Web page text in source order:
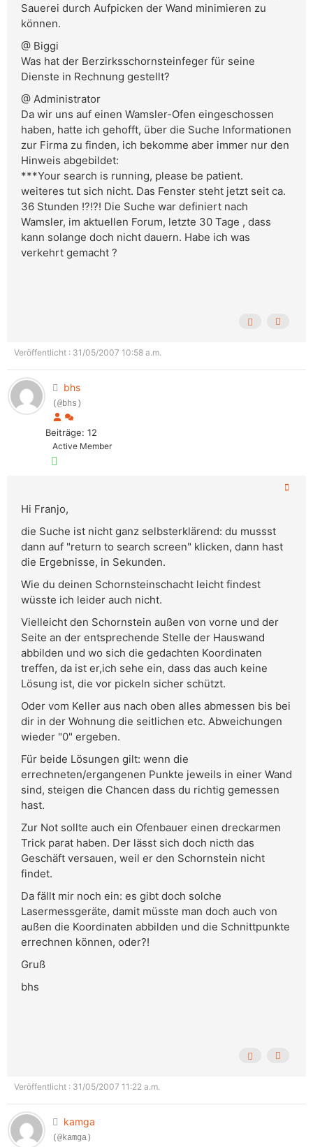
Sauerei durch Aufpicken der Wand minimieren zu
können.
@ Biggi
Was hat der Berzirksschornsteinfeger für seine
Dienste in Rechnung gestellt?
@ Administrator
Da wir uns auf einen Wamsler-Ofen eingeschossen
haben, hatte ich gehofft, über die Suche Informationen
zur Firma zu finden, ich bekomme aber immer nur den
Hinweis abgebildet:
***Your search is running, please be patient.
weiteres tut sich nicht. Das Fenster steht jetzt seit ca.
36 Stunden !?!?! Die Suche war definiert nach
Wamsler, im aktuellen Forum, letzte 30 Tage , dass
kann solange doch nicht dauern. Habe ich was
verkehrt gemacht ?
Veröffentlicht : 31/05/2007 10:58 a.m.
bhs
(@bhs)
Beiträge: 12
Active Member
Hi Franjo,
die Suche ist nicht ganz selbsterklärend: du mussst
dann auf "return to search screen" klicken, dann hast
die Ergebnisse, in Sekunden.
Wie du deinen Schornsteinschacht leicht findest
wüsste ich leider auch nicht.
Vielleicht den Schornstein außen von vorne und der
Seite an der entsprechende Stelle der Hauswand
abbilden und wo sich die gedachten Koordinaten
treffen, da ist er,ich sehe ein, dass das auch keine
Lösung ist, die vor pickeln sicher schützt.
Oder vom Keller aus nach oben alles abmessen bis bei
dir in der Wohnung die seitlichen etc. Abweichungen
wieder "0" ergeben.
Für beide Lösungen gilt: wenn die
errechneten/ergangenen Punkte jeweils in einer Wand
sind, steigen die Chancen dass du richtig gemessen
hast.
Zur Not sollte auch ein Ofenbauer einen dreckarmen
Trick parat haben. Der lässt sich doch nicth das
Geschäft versauen, weil er den Schornstein nicht
findet.
Da fällt mir noch ein: es gibt doch solche
Lasermessgeräte, damit müsste man doch auch von
außen die Koordinaten abbilden und die Schnittpunkte
errechnen können, oder?!
Gruß
bhs
Veröffentlicht : 31/05/2007 11:22 a.m.
kamga
(@kamga)